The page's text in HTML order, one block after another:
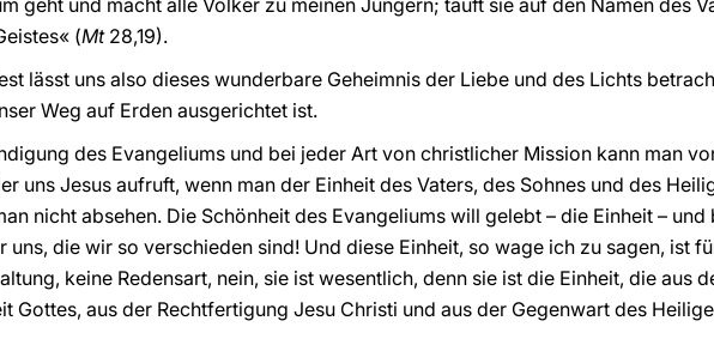
geht und macht alle Völker zu meinen Jüngern; tauft sie auf den Namen des
(Mt 28,19).
lässt uns also dieses wunderbare Geheimnis der Liebe und des Lichts
Weg auf Erden ausgerichtet ist.
des Evangeliums und bei jeder Art von christlicher Mission kann man
uns Jesus aufruft, wenn man der Einheit des Vaters, des Sohnes und des
nicht absehen. Die Schönheit des Evangeliums will gelebt – die Einheit –
uns, die wir so verschieden sind! Und diese Einheit, so wage ich zu sagen, ist
keine Redensart, nein, sie ist wesentlich, denn sie ist die Einheit, die aus
Gottes, aus der Rechtfertigung Jesu Christi und aus der Gegenwart des